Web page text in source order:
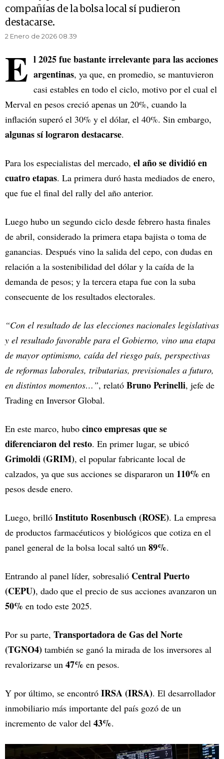
compañías de la bolsa local sí pudieron
destacarse.
2 Enero de 2026 08.39
E l 2025 fue bastante irrelevante para las acciones
argentinas, ya que, en promedio, se mantuvieron
casi estables en todo el ciclo, motivo por el cual el
Merval en pesos creció apenas un 20%, cuando la
inflación superó el 30% y el dólar, el 40%. Sin embargo,
algunas sí lograron destacarse.
Para los especialistas del mercado, el año se dividió en
cuatro etapas. La primera duró hasta mediados de enero,
que fue el final del rally del año anterior.
Luego hubo un segundo ciclo desde febrero hasta finales
de abril, considerado la primera etapa bajista o toma de
ganancias. Después vino la salida del cepo, con dudas en
relación a la sostenibilidad del dólar y la caída de la
demanda de pesos; y la tercera etapa fue con la suba
consecuente de los resultados electorales.
“Con el resultado de las elecciones nacionales legislativas
y el resultado favorable para el Gobierno, vino una etapa
de mayor optimismo, caída del riesgo país, perspectivas
de reformas laborales, tributarias, previsionales a futuro,
en distintos momentos…”, relató Bruno Perinelli, jefe de
Trading en Inversor Global.
En este marco, hubo cinco empresas que se
diferenciaron del resto. En primer lugar, se ubicó
Grimoldi (GRIM), el popular fabricante local de
calzados, ya que sus acciones se dispararon un 110% en
pesos desde enero.
Luego, brilló Instituto Rosenbusch (ROSE). La empresa
de productos farmacéuticos y biológicos que cotiza en el
panel general de la bolsa local saltó un 89%.
Entrando al panel líder, sobresalió Central Puerto
(CEPU), dado que el precio de sus acciones avanzaron un
50% en todo este 2025.
Por su parte, Transportadora de Gas del Norte
(TGNO4) también se ganó la mirada de los inversores al
revalorizarse un 47% en pesos.
Y por último, se encontró IRSA (IRSA). El desarrollador
inmobiliario más importante del país gozó de un
incremento de valor del 43%.